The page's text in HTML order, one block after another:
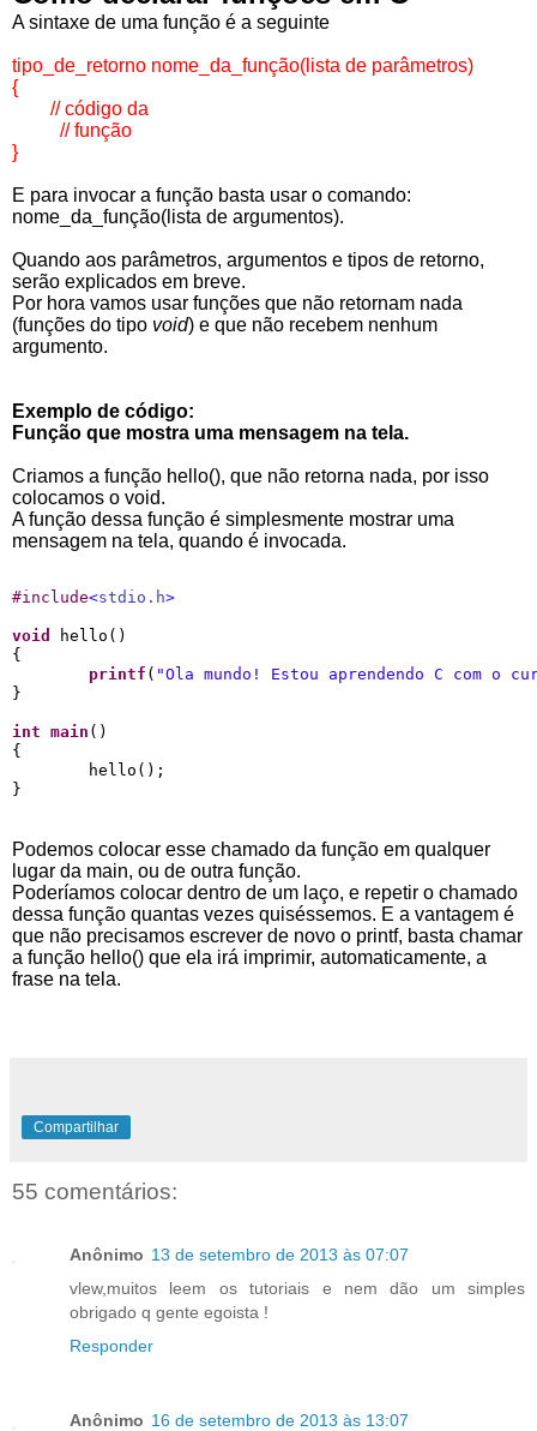
A sintaxe de uma função é a seguinte
tipo_de_retorno nome_da_função(lista de parâmetros)
{
// código da
// função
}
E para invocar a função basta usar o comando:
nome_da_função(lista de argumentos).
Quando aos parâmetros, argumentos e tipos de retorno,
serão explicados em breve.
Por hora vamos usar funções que não retornam nada
(funções do tipo void) e que não recebem nenhum
argumento.
Exemplo de código:
Função que mostra uma mensagem na tela.
Criamos a função hello(), que não retorna nada, por isso
colocamos o void.
A função dessa função é simplesmente mostrar uma
mensagem na tela, quando é invocada.
#include<stdio.h>
void
hello()
{
printf ( "Ola mundo! Estou aprendendo C com o
}
int main ()
{
        hello();
Podemos colocar esse chamado da função em qualquer
lugar da main, ou de outra função.
Poderíamos colocar dentro de um laço, e repetir o chamado
dessa função quantas vezes quiséssemos. E a vantagem é
que não precisamos escrever de novo o printf, basta chamar
a função hello() que ela irá imprimir, automaticamente, a
frase na tela.
Compartilhar
55 comentários:
Anônimo 13 de setembro de 2013 às 07:07
vlew,muitos leem os tutoriais e nem dão um simples
obrigado q gente egoista !
Responder
Anônimo 16 de setembro de 2013 às 13:07